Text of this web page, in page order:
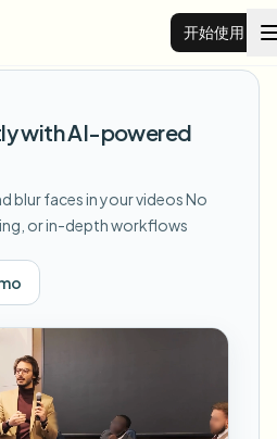
开始使用
place
with AI-powered
blur faces in your videosNo
or in-depth workflows